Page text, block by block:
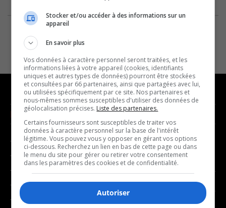
NOUVELLES
- Affaires municipales
- Communauté / Social
- Culture
- Économie
- Éducation
MUSIQUE
- Décompte franco
- Joué récemment
BALADOS
Stocker et/ou accéder à des informations sur un
appareil
En savoir plus
Vos données à caractère personnel seront traitées, et les
informations liées à votre appareil (cookies, identifiants
uniques et autres types de données) pourront être stockées
et consultées par 66 partenaires, ainsi que partagées avec lui,
ou utilisées spécifiquement par ce site. Nos partenaires et
nous-mêmes sommes susceptibles d'utiliser des données de
géolocalisation précises. Liste des partenaires.
Certains fournisseurs sont susceptibles de traiter vos
données à caractère personnel sur la base de l'intérêt
légitime. Vous pouvez vous y opposer en gérant vos options
ci-dessous. Recherchez un lien en bas de cette page ou dans
le menu du site pour gérer ou retirer votre consentement
dans les paramètres des cookies et de confidentialité.
Autoriser